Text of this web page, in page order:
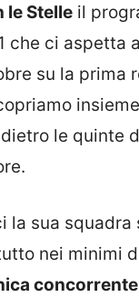
le Stelle il
che ci aspetta
su la prima
le quinte
la sua squadra
nei minimi